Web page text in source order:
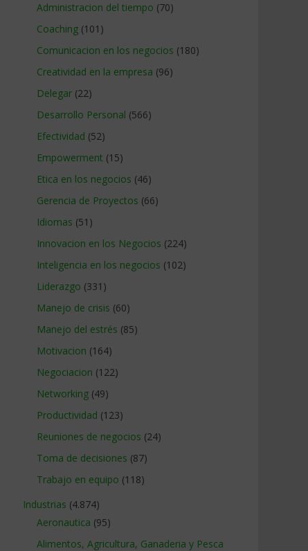
Administracion del tiempo (70)
Coaching (101)
Comunicacion en los negocios (180)
Creatividad en la empresa (96)
Delegar (22)
Desarrollo Personal (566)
Efectividad (52)
Empowerment (15)
Etica en los negocios (46)
Gerencia de Proyectos (66)
Idiomas (51)
Innovacion en los Negocios (224)
Inteligencia en los negocios (102)
Liderazgo (331)
Manejo de crisis (60)
Manejo del estrés (85)
Motivacion (164)
Negociacion (122)
Networking (49)
Productividad (123)
Reuniones de negocios (24)
Toma de decisiones (87)
Trabajo en equipo (118)
Industrias (4.874)
Aeronautica (95)
Alimentos, Agricultura, Ganaderia y Pesca